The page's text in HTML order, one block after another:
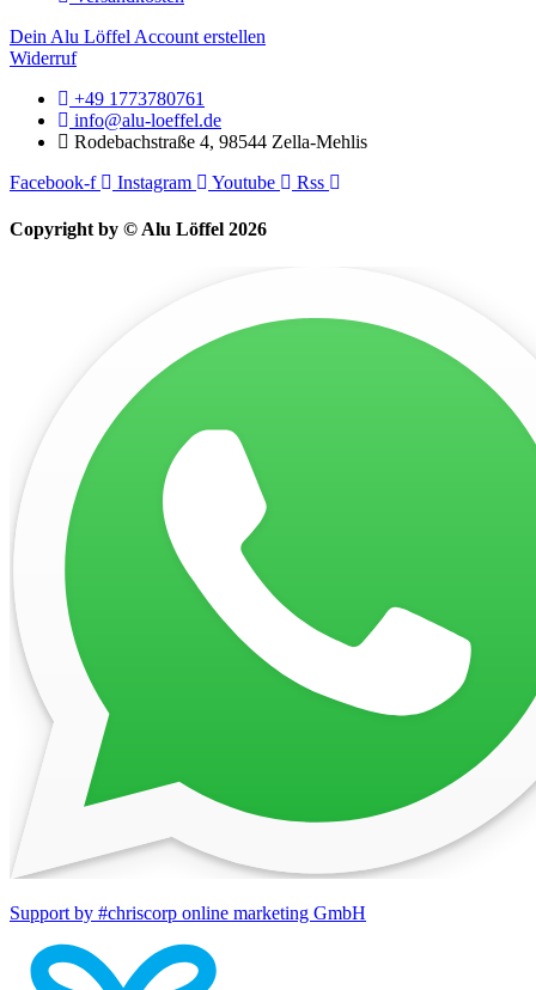
Dein Alu Löffel Account erstellen
Widerruf
+49 1773780761
info@alu-loeffel.de
Rodebachstraße 4, 98544 Zella-Mehlis
Facebook-f
Instagram Youtube Rss
Copyright by © Alu Löffel 2026
Support by #chriscorp online marketing GmbH